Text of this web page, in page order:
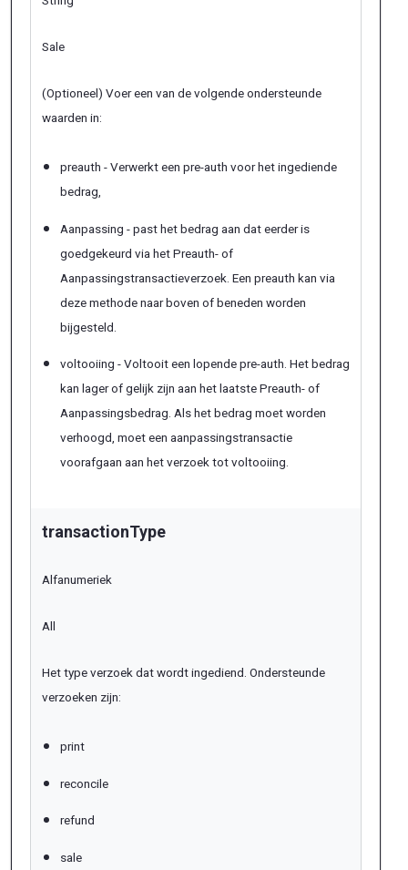
Sale
(Optioneel) Voer een van de volgende ondersteunde
waarden in:
preauth - Verwerkt een pre-auth voor het ingediende
bedrag,
Aanpassing - past het bedrag aan dat eerder is
goedgekeurd via het Preauth- of
Aanpassingstransactieverzoek. Een preauth kan via
deze methode naar boven of beneden worden
bijgesteld.
voltooiing - Voltooit een lopende pre-auth. Het bedrag
kan lager of gelijk zijn aan het laatste Preauth- of
Aanpassingsbedrag. Als het bedrag moet worden
verhoogd, moet een aanpassingstransactie
voorafgaan aan het verzoek tot voltooiing.
transactionType
Alfanumeriek
All
Het type verzoek dat wordt ingediend. Ondersteunde
verzoeken zijn:
print
reconcile
refund
sale